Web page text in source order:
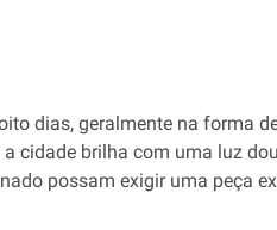
dias, geralmente na forma
cidade brilha com uma luz
possam exigir uma peça